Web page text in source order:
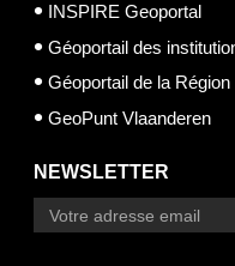
INSPIRE Geoportal
Géoportail des
Géoportail de la
GeoPunt Vlaanderen
NEWSLETTER